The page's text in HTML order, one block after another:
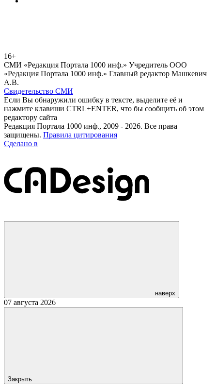
16+
СМИ «Редакция Портала 1000 инф.» Учредитель ООО
«Редакция Портала 1000 инф.» Главный редактор Машкевич
А.В.
Свидетельство СМИ
Если Вы обнаружили ошибку в тексте, выделите её и
нажмите клавиши CTRL+ENTER, что бы сообщить об этом
редактору сайта
Редакция Портала 1000 инф., 2009 - 2026. Все права
защищены. Правила цитирования
Сделано в
наверх
07 августа 2026
Закрыть